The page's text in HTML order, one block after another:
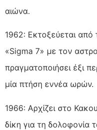
αιώνα.
1962: Εκτοξεύεται
«Sigma 7» με τον
πραγματοποιήσει έξι
μία πτήση εννέα ωρών.
1966: Αρχίζει στο
δίκη για τη δολοφονία